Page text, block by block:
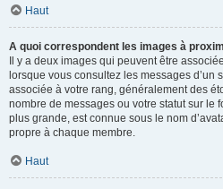
Haut
A quoi correspondent les images à
Il y a deux images qui peuvent être
lorsque vous consultez les messages d’un
associée à votre rang, généralement des
nombre de messages ou votre statut sur le
plus grande, est connue sous le nom
propre à chaque membre.
Haut